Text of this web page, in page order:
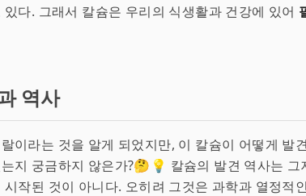
다. 그래서 칼슘은 우리의 식생활과 건강에 있어
역사
이라는 것을 알게 되었지만, 이 칼슘이 어떻게 발
지 궁금하지 않은가?🤔💡 칼슘의 발견 역사는 그
작된 것이 아니다. 오히려 그것은 과학과 열정적